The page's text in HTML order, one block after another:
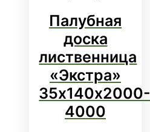
Палубная
доска
лиственница
«Экстра»
35х140х2000-
4000